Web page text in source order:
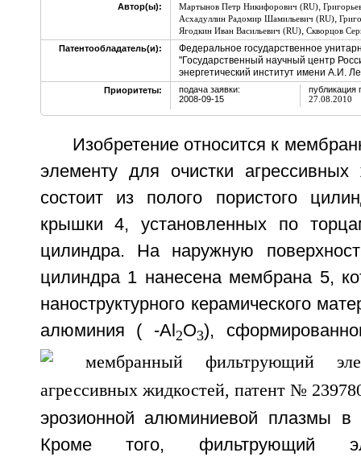
Автор(ы): Мартынов Петр Никифорович (RU),
Асхадуллин Радомир Шамильевич (RU),
Ягодкин Иван Васильевич (RU), Скворцов
Патентообладатель(и):
Федеральное государственное
"Государственный научный центр
энергетический институт имени А.И.
Приоритеты:
подача заявки:
2008-09-15
публикация
27.08.2010
Изобретение относится к
элементу для очистки агрессивных
состоит из полого пористого
крышки 4, установленных по
цилиндра. На наружную
цилиндра 1 нанесена мембрана 5,
наноструктурного керамического
алюминия ( -Al 2O3),
эрозионной алюминиевой плазмы в
Кроме того, фильтрующий